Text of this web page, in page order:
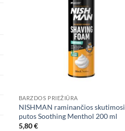
BARZDOS PRIEŽIŪRA
NISHMAN raminančios skutimosi
putos Soothing Menthol 200 ml
5,80€